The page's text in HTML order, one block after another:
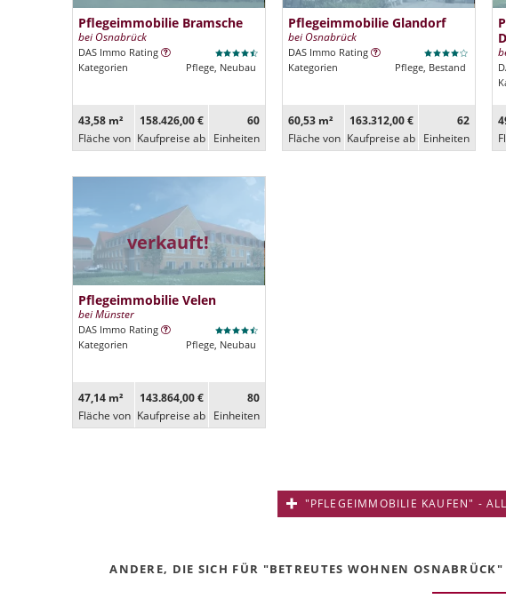
Pflegeimmobilie Bramsche
bei Osnabrück
DAS Immo Rating
Kategorien
Pflege, Neubau
43,58 m²
Fläche von
158.426,00 €
Kaufpreise ab
60
Ein­heiten
Pflegeimmobilie Glandorf
bei Osnabrück
DAS Immo Rating
Kategorien
Pflege, Bestand
60,53 m²
Fläche von
163.312,00 €
Kaufpreise ab
62
Ein­heiten
verkauft!
Pflegeimmobilie Velen
bei Münster
DAS Immo Rating
Kategorien
Pflege, Neubau
47,14 m²
Fläche von
143.864,00 €
Kaufpreise ab
80
Ein­heiten
"PFLEGEIMMOBILIE KAUFEN" -
ANDERE, DIE SICH FÜR "BETREUTES WOHNEN